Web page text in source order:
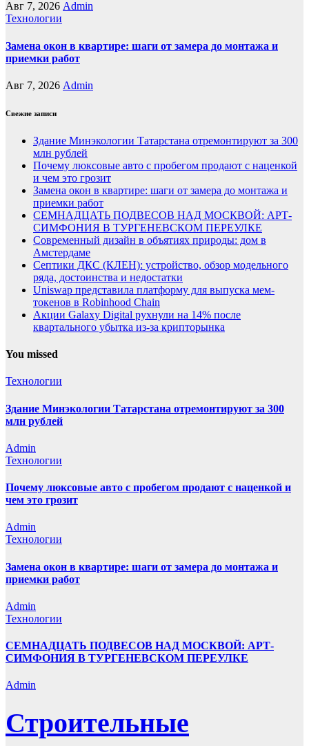
Авг 7, 2026 Admin
Технологии
Замена окон в квартире: шаги от замера до монтажа и
приемки работ
Авг 7, 2026 Admin
Свежие записи
Здание Минэкологии Татарстана отремонтируют за 300
млн рублей
Почему люксовые авто с пробегом продают с наценкой
и чем это грозит
Замена окон в квартире: шаги от замера до монтажа и
приемки работ
СЕМНАДЦАТЬ ПОДВЕСОВ НАД МОСКВОЙ: АРТ-
СИМФОНИЯ В ТУРГЕНЕВСКОМ ПЕРЕУЛКЕ
Современный дизайн в объятиях природы: дом в
Амстердаме
Септики ДКС (КЛЕН): устройство, обзор модельного
ряда, достоинства и недостатки
Uniswap представила платформу для выпуска мем-
токенов в Robinhood Chain
Акции Galaxy Digital рухнули на 14% после
квартального убытка из-за крипторынка
You missed
Технологии
Здание Минэкологии Татарстана отремонтируют за 300
млн рублей
Admin
Технологии
Почему люксовые авто с пробегом продают с наценкой и
чем это грозит
Admin
Технологии
Замена окон в квартире: шаги от замера до монтажа и
приемки работ
Admin
Технологии
СЕМНАДЦАТЬ ПОДВЕСОВ НАД МОСКВОЙ: АРТ-
СИМФОНИЯ В ТУРГЕНЕВСКОМ ПЕРЕУЛКЕ
Admin
Строительные